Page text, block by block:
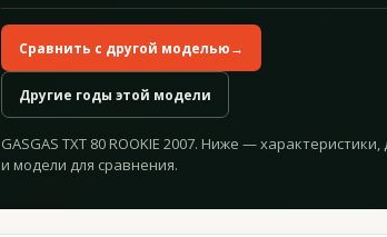
Сравнить с другой моделью→
Другие годы этой модели
GASGAS TXT 80 ROOKIE 2007. Ниже — характеристики,
и модели для сравнения.